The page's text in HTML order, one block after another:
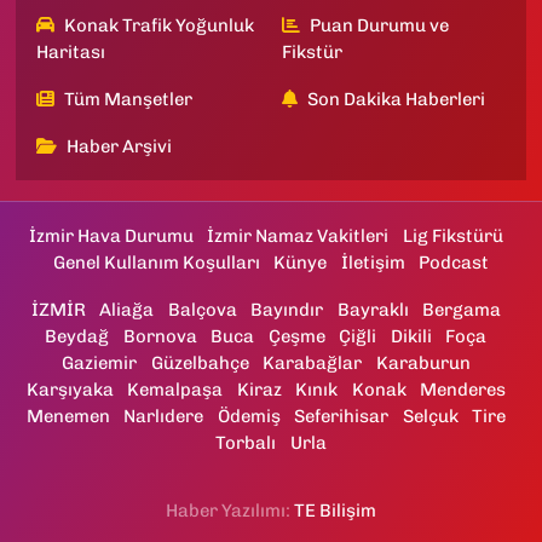
Konak Trafik Yoğunluk
Haritası
Puan Durumu ve
Fikstür
Tüm Manşetler Son Dakika Haberleri
Haber Arşivi
İzmir Hava Durumu İzmir Namaz Vakitleri
Lig Fikstürü
Genel Kullanım Koşulları
Künye İletişim Podcast
İZMİR Aliağa Balçova Bayındır Bayraklı
Bergama
Beydağ
Bornova Buca Çeşme Çiğli Dikili
Foça
Gaziemir
Güzelbahçe Karabağlar
Karaburun
Karşıyaka
Kemalpaşa Kiraz Kınık Konak
Menderes
Menemen
Narlıdere Ödemiş Seferihisar Selçuk
Tire
Torbalı
Urla
Haber Yazılımı: TE Bilişim